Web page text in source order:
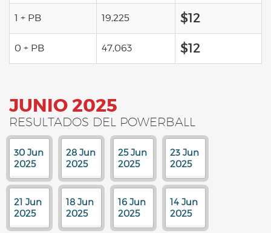
1 + PB 19,225 $12
0 + PB 47,063 $12
JUNIO 2025
RESULTADOS DEL POWERBALL
30 Jun
2025
28 Jun
2025
25 Jun
2025
23 Jun
2025
21 Jun
2025
18 Jun
2025
16 Jun
2025
14 Jun
2025